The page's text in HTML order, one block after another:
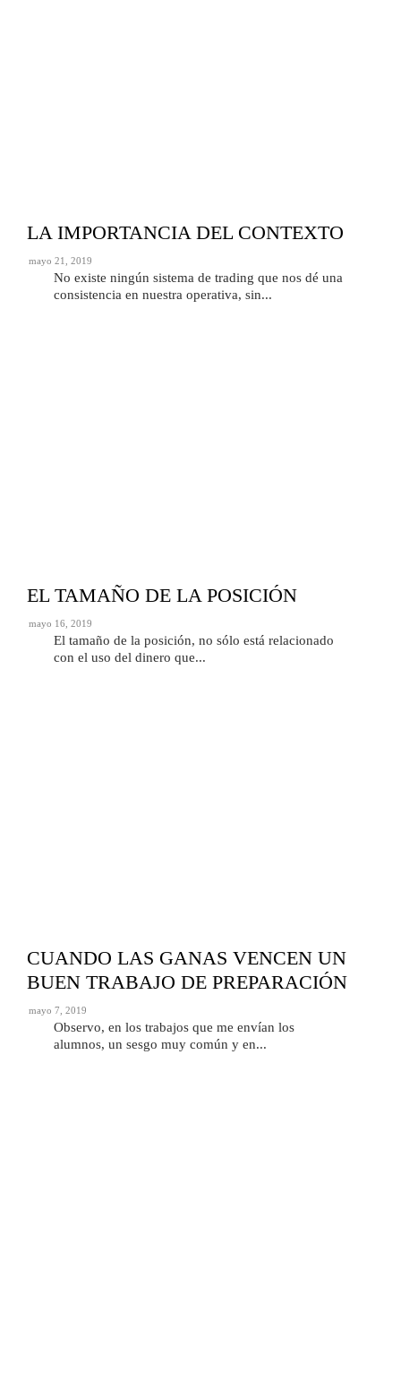
LA IMPORTANCIA DEL CONTEXTO
mayo 21, 2019
No existe ningún sistema de trading que nos dé una
consistencia en nuestra operativa, sin...
EL TAMAÑO DE LA POSICIÓN
mayo 16, 2019
El tamaño de la posición, no sólo está relacionado
con el uso del dinero que...
CUANDO LAS GANAS VENCEN UN
BUEN TRABAJO DE PREPARACIÓN
mayo 7, 2019
Observo, en los trabajos que me envían los
alumnos, un sesgo muy común y en...